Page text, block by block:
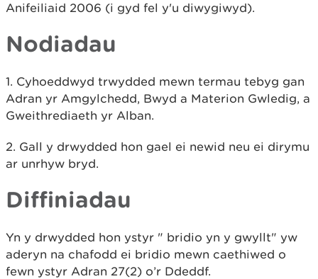
Anifeiliaid 2006 (i gyd fel y'u diwygiwyd).
Nodiadau
1. Cyhoeddwyd trwydded mewn termau tebyg gan
Adran yr Amgylchedd, Bwyd a Materion Gwledig, a
Gweithrediaeth yr Alban.
2. Gall y drwydded hon gael ei newid neu ei dirymu
ar unrhyw bryd.
Diffiniadau
Yn y drwydded hon ystyr " bridio yn y gwyllt" yw
aderyn na chafodd ei bridio mewn caethiwed o
fewn ystyr Adran 27(2) o’r Ddeddf.